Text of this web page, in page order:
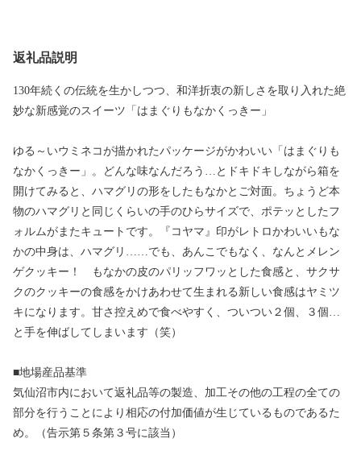
返礼品説明
130年続くの伝統を生かしつつ、和洋折衷の新しさを取り入れた絶
妙な新感覚のスイーツ「はまぐりもなかくっきー」
ゆる～いウミネコが描かれたパッケージがかわいい「はまぐりも
なかくっきー」。どんな味なんだろう…とドキドキしながら箱を
開けてみると、ハマグリの形をしたもなかとご対面。ちょうど本
物のハマグリと同じくらいの手のひらサイズで、ポテッとしたフ
ォルムがまたキュートです。『コヤマ』印がレトロかわいいもな
かの中身は、ハマグリ……でも、あんこでもなく、なんとメレン
ゲクッキー！ もなかの皮のパリッフワッとした食感と、サクサ
クのクッキーの食感をかけあわせて生まれる新しい食感はヤミツ
キになります。甘さ控えめで食べやすく、ついつい２個、３個…
と手を伸ばしてしまいます（笑）
■地場産品基準
気仙沼市内において返礼品等の製造、加工その他の工程の全ての
部分を行うことにより相応の付加価値が生じているものであるた
め。（告示第５条第３号に該当）